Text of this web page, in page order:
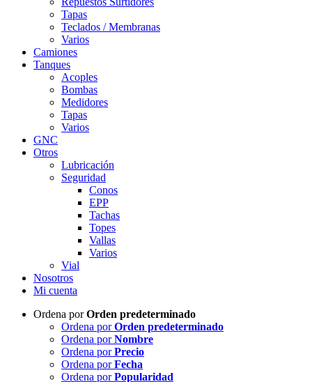
Tapas
Teclados / Membranas
Varios
Camiones
Tanques
Acoples
Bombas
Medidores
Tapas
Varios
GNC
Otros
Lubricación
Seguridad
Conos
EPP
Tachas
Topes
Vallas
Varios
Vial
Nosotros
Mi cuenta
Ordena porOrden predeterminado
Ordena porOrden predeterminado
Ordena porNombre
Ordena porPrecio
Ordena porFecha
Ordena porPopularidad